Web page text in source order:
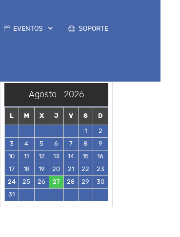
EVENTOS SOPORTE
Agosto 2026
L M X J V S
D
1
2
3
4 5 6 7 8
9
10
11 12 13 14 15
16
17
18 19 20 21 22
23
24
25 26 27 28 29
30
31